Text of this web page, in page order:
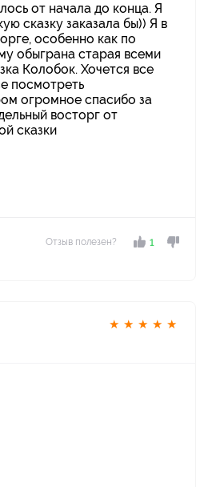
от начала до конца. Я
сказку заказала бы)) Я в
особенно как по
обыграна старая всеми
Колобок. Хочется все
посмотреть
огромное спасибо за
восторг от
сказки
Отзыв полезен? 1
★ ★ ★ ★ ★